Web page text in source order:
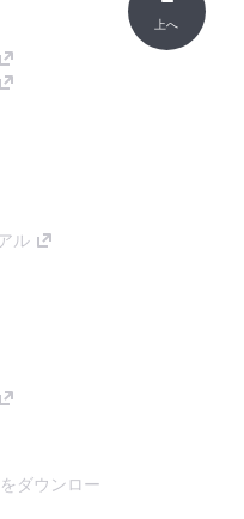
ル
ダウンロー
上へ